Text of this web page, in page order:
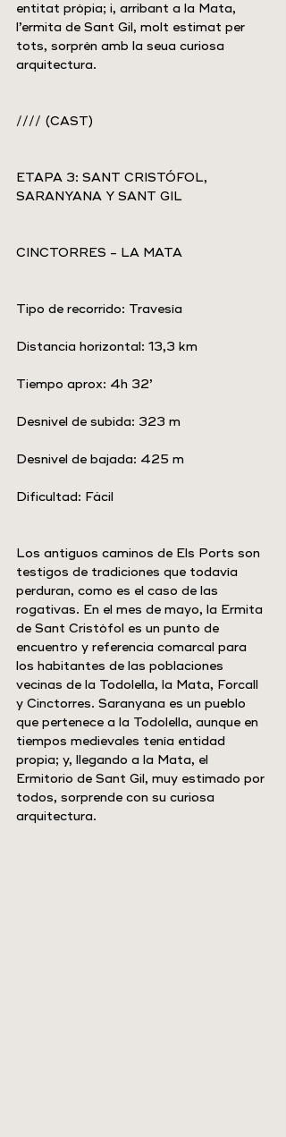
entitat pròpia; i, arribant a la Mata,
l’ermita de Sant Gil, molt estimat per
tots, sorprèn amb la seua curiosa
arquitectura.
//// (CAST)
ETAPA 3: SANT CRISTÓFOL,
SARANYANA Y SANT GIL
CINCTORRES - LA MATA
Tipo de recorrido: Travesía
Distancia horizontal: 13,3 km
Tiempo aprox: 4h 32’
Desnivel de subida: 323 m
Desnivel de bajada: 425 m
Dificultad: Fácil
Los antiguos caminos de Els Ports son
testigos de tradiciones que todavía
perduran, como es el caso de las
rogativas. En el mes de mayo, la Ermita
de Sant Cristòfol es un punto de
encuentro y referencia comarcal para
los habitantes de las poblaciones
vecinas de la Todolella, la Mata, Forcall
y Cinctorres. Saranyana es un pueblo
que pertenece a la Todolella, aunque en
tiempos medievales tenía entidad
propia; y, llegando a la Mata, el
Ermitorio de Sant Gil, muy estimado por
todos, sorprende con su curiosa
arquitectura.